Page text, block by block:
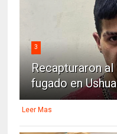
3
Recapturaron
fugado en
Leer Mas